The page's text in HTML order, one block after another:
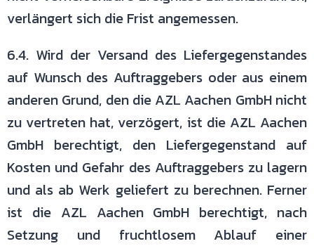
verlängert sich die Frist angemessen.
6.4. Wird der Versand des Liefergegenstandes
auf Wunsch des Auftraggebers oder aus einem
anderen Grund, den die AZL Aachen GmbH nicht
zu vertreten hat, verzögert, ist die AZL Aachen
GmbH berechtigt, den Liefergegenstand auf
Kosten und Gefahr des Auftraggebers zu lagern
und als ab Werk geliefert zu berechnen. Ferner
ist die AZL Aachen GmbH berechtigt, nach
Setzung und fruchtlosem Ablauf einer